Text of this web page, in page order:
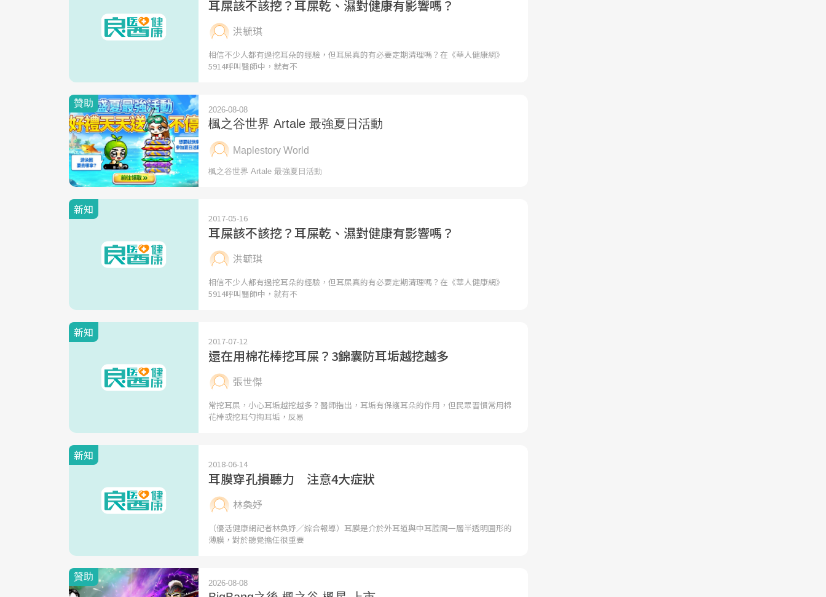
耳屎該不該挖？耳屎乾、濕對健康有影響嗎？
洪毓琪
相信不少人都有過挖耳朵的經驗，但耳屎真的有必要定期清理嗎？在《華人健康網》
5914呼叫醫師中，就有不
新知
2017-05-16
耳屎該不該挖？耳屎乾、濕對健康有影響嗎？
洪毓琪
相信不少人都有過挖耳朵的經驗，但耳屎真的有必要定期清理嗎？在《華人健康網》
5914呼叫醫師中，就有不
新知
2017-07-12
還在用棉花棒挖耳屎？3錦囊防耳垢越挖越多
張世傑
常挖耳屎，小心耳垢越挖越多？醫師指出，耳垢有保護耳朵的作用，但民眾習慣常用棉
花棒或挖耳勺掏耳垢，反易
新知
2018-06-14
耳膜穿孔損聽力 注意4大症狀
林奐妤
（優活健康網記者林奐妤／綜合報導）耳膜是介於外耳道與中耳腔間一層半透明圓形的
薄膜，對於聽覺擔任很重要